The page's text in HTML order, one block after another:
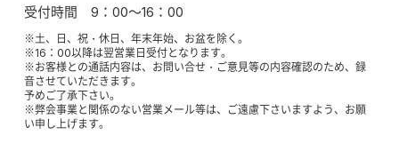
受付時間 9：00～16：00
※土、日、祝・休日、年末年始、お盆を除く。
※16：00以降は翌営業日受付となります。
※お客様との通話内容は、お問い合せ・ご意見等の内容確認のため、録
音させていただきます。
予めご了承下さい。
※弊会事業と関係のない営業メール等は、ご遠慮下さいますよう、お願
い申し上げます。